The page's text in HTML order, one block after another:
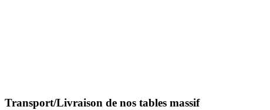
Transport/Livraison de nos tables massif